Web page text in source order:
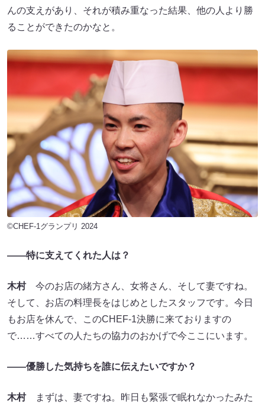
んの支えがあり、それが積み重なった結果、他の人より勝
ることができたのかなと。
©CHEF-1グランプリ 2024
――特に支えてくれた人は？
木村今のお店の緒方さん、女将さん、そして妻ですね。
そして、お店の料理長をはじめとしたスタッフです。今日
もお店を休んで、このCHEF-1決勝に来ておりますの
で……すべての人たちの協力のおかげで今ここにいます。
――優勝した気持ちを誰に伝えたいですか？
木村まずは、妻ですね。昨日も緊張で眠れなかったみた